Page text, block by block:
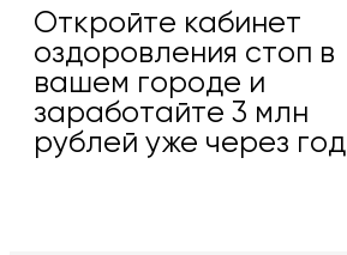
Откройте кабинет
оздоровления стоп в
вашем городе и
заработайте 3 млн
рублей уже через год